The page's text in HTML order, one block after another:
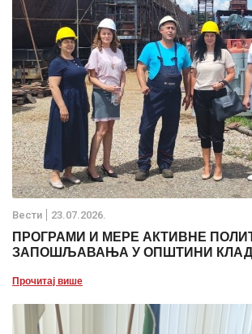
Вести 23.07.2026.
ПРОГРАМИ И МЕРЕ АКТИВНЕ
ЗАПОШЉАВАЊА У ОПШТИНИ
Прочитај више